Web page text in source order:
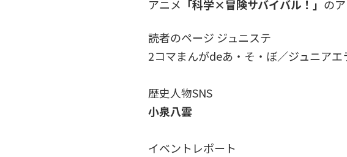
アニメ 「科学×冒険サバイバル！」 の
読者のページ ジュニステ
2コマまんがdeあ・そ・ぼ／ジュニアエ
歴史人物SNS
小泉八雲
イベントレポート